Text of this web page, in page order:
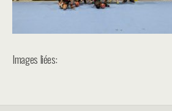
Images liées: